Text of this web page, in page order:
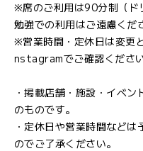
※席のご利用は90分制（ド
勉強での利用はご遠慮くだ
※営業時間・定休日は変更
nstagramでご確認ください
・掲載店舗・施設・イベ
のものです。
・定休日や営業時間など
のでご了承ください。